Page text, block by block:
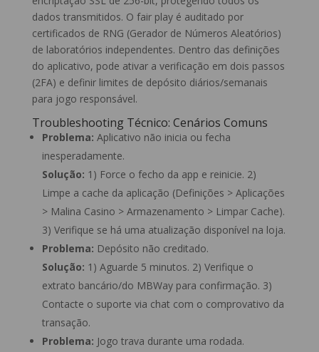
dados transmitidos. O fair play é auditado por
certificados de RNG (Gerador de Números Aleatórios)
de laboratórios independentes. Dentro das definições
do aplicativo, pode ativar a verificação em dois passos
(2FA) e definir limites de depósito diários/semanais
para jogo responsável.
Troubleshooting Técnico: Cenários Comuns
Problema: Aplicativo não inicia ou fecha
inesperadamente.
Solução: 1) Force o fecho da app e reinicie. 2)
Limpe a cache da aplicação (Definições > Aplicações
> Malina Casino > Armazenamento > Limpar Cache).
3) Verifique se há uma atualização disponível na loja.
Problema: Depósito não creditado.
Solução: 1) Aguarde 5 minutos. 2) Verifique o
extrato bancário/do MBWay para confirmação. 3)
Contacte o suporte via chat com o comprovativo da
transação.
Problema: Jogo trava durante uma rodada.